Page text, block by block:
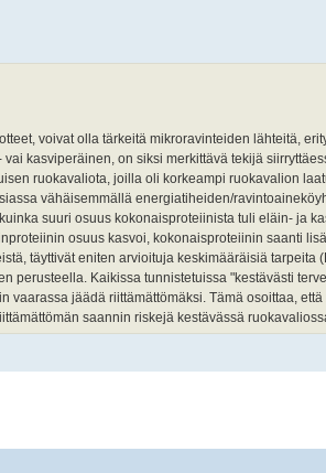
voivat olla tärkeitä mikroravinteiden lähteitä,
kasviperäinen, on siksi merkittävä tekijä
ruokavaliota, joilla oli korkeampi ruokavalion
vähäisemmällä energiatiheiden/
suuri osuus kokonaisproteiinista tuli eläin- ja
osuus kasvoi, kokonaisproteiinin saanti
täyttivät eniten arvioituja keskimääräisiä tarpeita
perusteella. Kaikissa tunnistetuissa "kestävästi
jäädä riittämättömäksi. Tämä osoittaa,
saannin riskejä kestävässä